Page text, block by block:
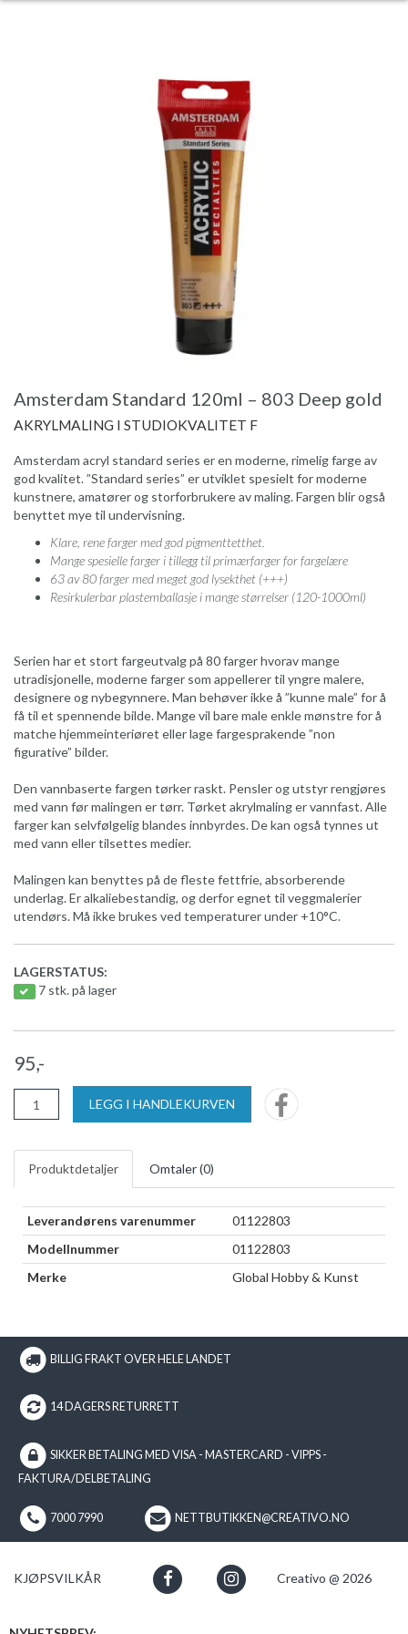
Amsterdam Standard 120ml – 803 Deep gold
AKRYLMALING I STUDIOKVALITET F
Amsterdam acryl standard series er en moderne, rimelig farge av
god kvalitet. ”Standard series” er utviklet spesielt for moderne
kunstnere, amatører og storforbrukere av maling. Fargen blir også
benyttet mye til undervisning.
Klare, rene farger med god pigmenttetthet.
Mange spesielle farger i tillegg til primærfarger for fargelære
63 av 80 farger med meget god lysekthet (+++)
Resirkulerbar plastemballasje i mange størrelser (120-1000ml)
Serien har et stort fargeutvalg på 80 farger hvorav mange
utradisjonelle, moderne farger som appellerer til yngre malere,
designere og nybegynnere. Man behøver ikke å ”kunne male” for å
få til et spennende bilde. Mange vil bare male enkle mønstre for å
matche hjemmeinteriøret eller lage fargesprakende ”non
figurative” bilder.
Den vannbaserte fargen tørker raskt. Pensler og utstyr rengjøres
med vann før malingen er tørr. Tørket akrylmaling er vannfast. Alle
farger kan selvfølgelig blandes innbyrdes. De kan også tynnes ut
med vann eller tilsettes medier.
Malingen kan benyttes på de fleste fettfrie, absorberende
underlag. Er alkaliebestandig, og derfor egnet til veggmalerier
utendørs. Må ikke brukes ved temperaturer under +10°C.
LAGERSTATUS:
7 stk. på lager
95,-
LEGG I HANDLEKURVEN
Produktdetaljer Omtaler (0)
Leverandørens varenummer
01122803
Modellnummer
01122803
Merke
Global Hobby & Kunst
BILLIG FRAKT OVER HELE LANDET
14 DAGERS RETURRETT
SIKKER BETALING MED VISA - MASTERCARD - VIPPS -
FAKTURA/DELBETALING
7000 7990 NETTBUTIKKEN@CREATIVO.NO
KJØPSVILKÅR Creativo @ 2026